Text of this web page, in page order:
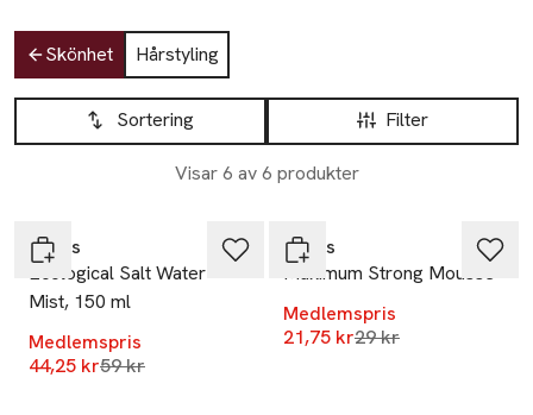
Hoppa till produktsidan
Skönhet
Hårstyling
Hoppa till produktsidan
Filter
Sortering
Visar 6 av 6 produkter
Lista över produkter
Proffs
Ecological Salt Water
Mist, 150 ml
Medlemspris
44,25 krLägsta pris 30 dagar
59 kr
Proffs
Maximum Strong Mousse
Medlemspris
21,75 krLägsta pris 30 dagar
29 kr